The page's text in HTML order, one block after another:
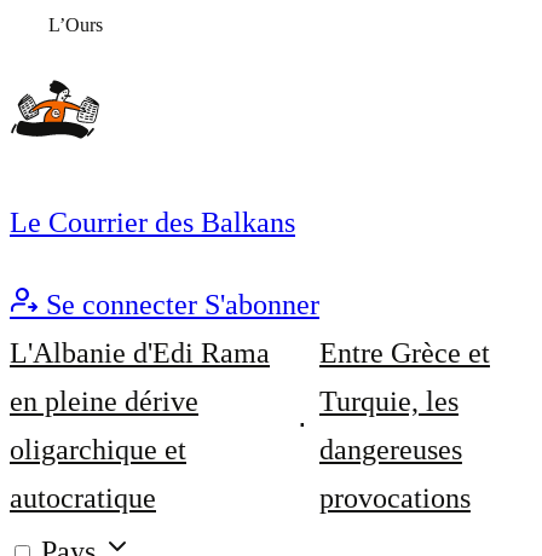
L’Ours
Le Courrier des Balkans
Se connecter S'abonner
L'Albanie d'Edi Rama
en pleine dérive
oligarchique et
autocratique
Entre Grèce et
Turquie, les
dangereuses
provocations